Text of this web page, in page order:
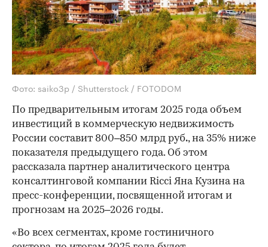
Фото: saiko3p / Shutterstock / FOTODOM
По предварительным итогам 2025 года объем
инвестиций в коммерческую недвижимость
России составит 800–850 млрд руб., на 35% ниже
показателя предыдущего года. Об этом
рассказала партнер аналитического центра
консалтинговой компании Ricci Яна Кузина на
пресс-конференции, посвященной итогам и
прогнозам на 2025–2026 годы.
«Во всех сегментах, кроме гостиничного